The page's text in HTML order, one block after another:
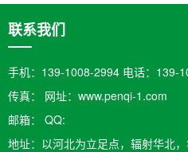
联系我们
手机：139-1008-2994 电话：139-
传真： 网址：www.penqi-1.com
邮箱：​ QQ:
地址：以河北为立足点，辐射华北